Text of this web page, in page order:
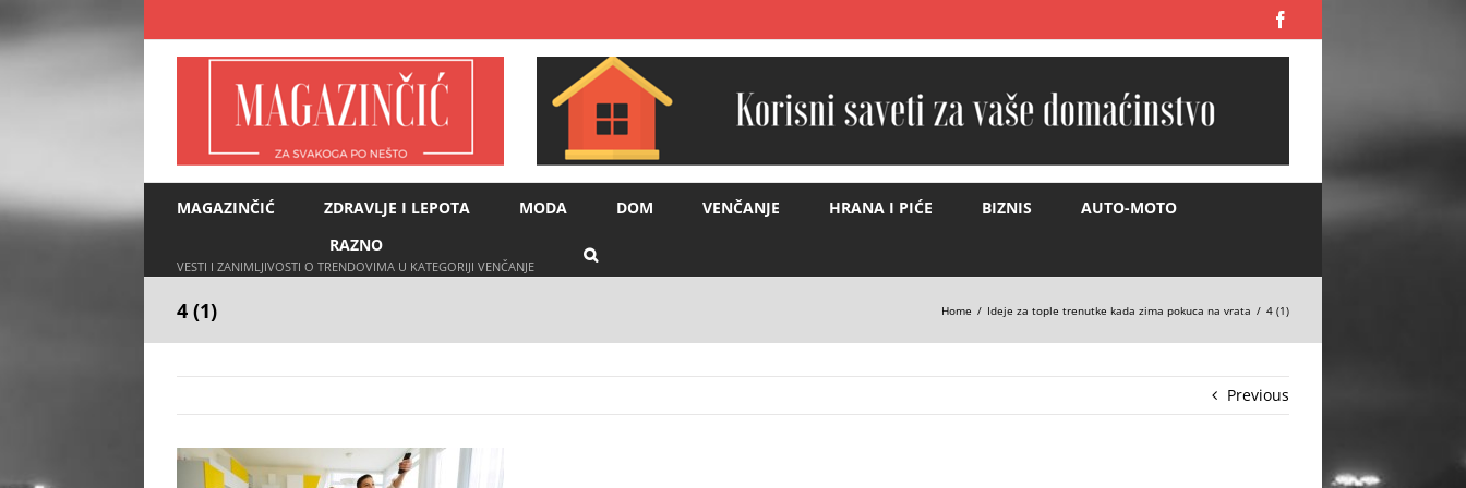
to
content
MAGAZINČIĆ ZDRAVLJE I LEPOTA MODA DOM VENČANJE HRANA I PIĆE BIZNIS
AUTO-MOTO
RAZNO
VESTI I ZANIMLJIVOSTI O TRENDOVIMA U KATEGORIJI VENČANJE
4 (1) Home Ideje za tople trenutke kada zima pokuca na vrata 4 (1)
Previous